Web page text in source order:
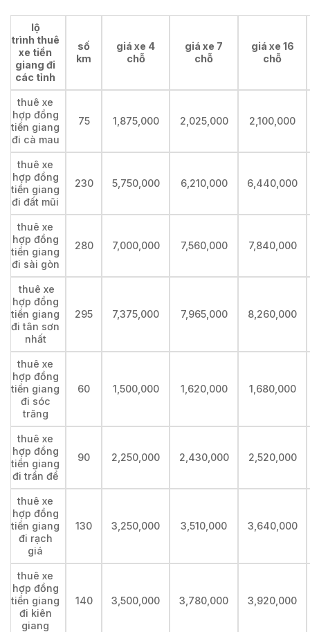
lộ
trình thuê
xe tiền
giang đi
các tỉnh
số
km
giá xe 4
chỗ
giá xe 7
chỗ
giá xe 16
chỗ
thuê xe
hợp đồng
tiền giang
đi cà mau
75 1,875,000 2,025,000 2,100,000
thuê xe
hợp đồng
tiền giang
đi đất mũi
230 5,750,000 6,210,000 6,440,000
thuê xe
hợp đồng
tiền giang
đi sài gòn
280 7,000,000 7,560,000 7,840,000
thuê xe
hợp đồng
tiền giang
đi tân sơn
nhất
295 7,375,000 7,965,000 8,260,000
thuê xe
hợp đồng
tiền giang
đi sóc
trăng
60 1,500,000 1,620,000 1,680,000
thuê xe
hợp đồng
tiền giang
đi trần đề
90 2,250,000 2,430,000 2,520,000
thuê xe
hợp đồng
tiền giang
đi rạch
giá
130 3,250,000 3,510,000 3,640,000
thuê xe
hợp đồng
tiền giang
đi kiên
giang
140 3,500,000 3,780,000 3,920,000